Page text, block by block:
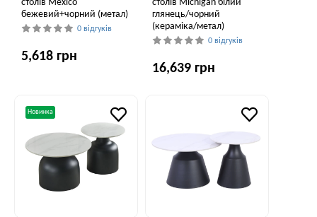
столів Mexico
бежевий+чорний (метал)
0 відгуків
5,618 грн
столів Michigan білий
глянець/чорний
(кераміка/метал)
0 відгуків
16,639 грн
Новинка